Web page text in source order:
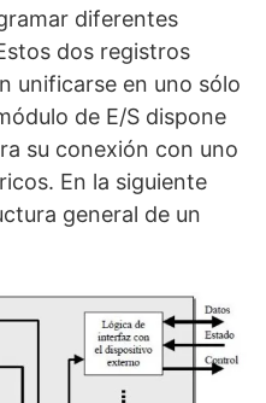
diferentes
dos registros
unificarse en uno sólo
de E/S dispone
su conexión con uno
En la siguiente
general de un